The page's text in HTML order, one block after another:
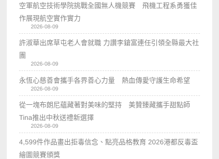
空軍航空技術學院挑戰全國無人機競賽 飛機工程系勇獲佳
作展現航空實作實力
2026-08-09
許淑華出席草屯老人會就職 力讚李鎗富連任引領全縣最大社
團
2026-08-09
永恆心慈善會攜手各界善心力量 熱血傳愛守護生命希望
2026-08-09
從一塊布朗尼蘊藏著對美味的堅持 美贊臻藏攜手甜點師
Tina推出中秋送禮新選擇
2026-08-09
4,599件作品畫出拒毒信念、點亮品格教育 2026港都反毒盃
繪圖競賽頒獎